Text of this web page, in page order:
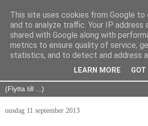
onsdag 11 september 2013
This site uses cookies from Google to
and to analyze traffic. Your IP address
shared with Google along with
metrics to ensure quality of service,
statistics, and to detect and address
LEARN MORE GOT